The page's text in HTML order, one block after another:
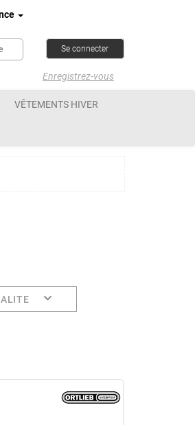
Enregistrez-vous
VÊTEMENTS HIVER